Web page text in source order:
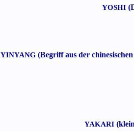
YOSHI
YINYANG(Begriff aus der
YAKARI